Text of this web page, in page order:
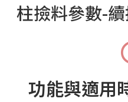
柱撿料參數-
功能與適用